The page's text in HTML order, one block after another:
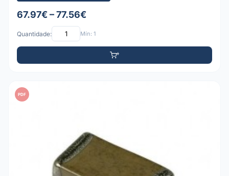
67.97€ – 77.56€
Quantidade: Mín: 1
PDF